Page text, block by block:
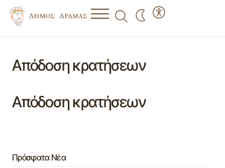
Απόδοση κρατήσεων
Απόδοση κρατήσεων
Πρόσφατα Νέα